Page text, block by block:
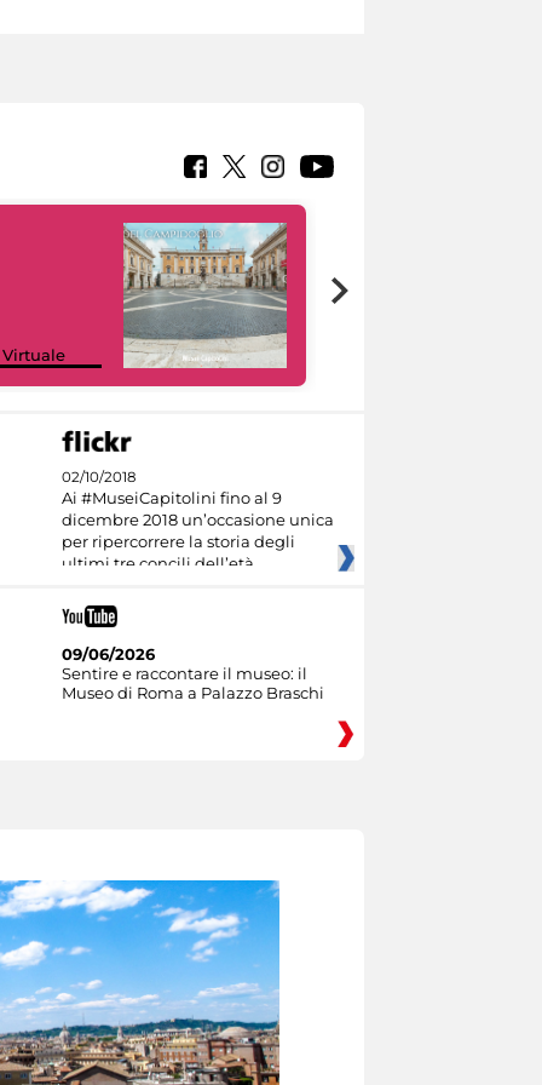
Virtuale
02/10/2018
Ai #MuseiCapitolini fino al 9
dicembre 2018 un’occasione unica
per ripercorrere la storia degli
ultimi tre concili dell’età
09/06/2026
Sentire e raccontare il museo: il
Museo di Roma a Palazzo Braschi